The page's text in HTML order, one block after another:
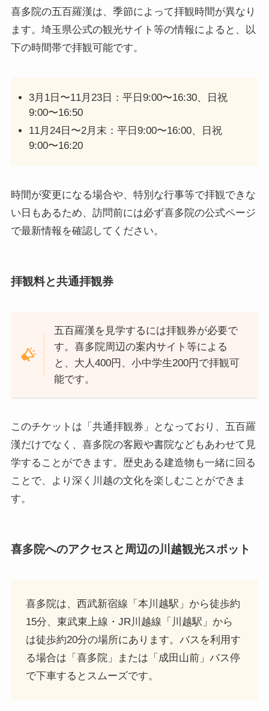
喜多院の五百羅漢は、季節によって拝観時間が異なり
ます。埼玉県公式の観光サイト等の情報によると、以
下の時間帯で拝観可能です。
3月1日〜11月23日：平日9:00〜16:30、日祝
9:00〜16:50
11月24日〜2月末：平日9:00〜16:00、日祝
9:00〜16:20
時間が変更になる場合や、特別な行事等で拝観できな
い日もあるため、訪問前には必ず喜多院の公式ページ
で最新情報を確認してください。
拝観料と共通拝観券
五百羅漢を見学するには拝観券が必要で
す。喜多院周辺の案内サイト等による
と、大人400円、小中学生200円で拝観可
能です。
このチケットは「共通拝観券」となっており、五百羅
漢だけでなく、喜多院の客殿や書院などもあわせて見
学することができます。歴史ある建造物も一緒に回る
ことで、より深く川越の文化を楽しむことができま
す。
喜多院へのアクセスと周辺の川越観光スポット
喜多院は、西武新宿線「本川越駅」から徒歩約
15分、東武東上線・JR川越線「川越駅」から
は徒歩約20分の場所にあります。バスを利用す
る場合は「喜多院」または「成田山前」バス停
で下車するとスムーズです。